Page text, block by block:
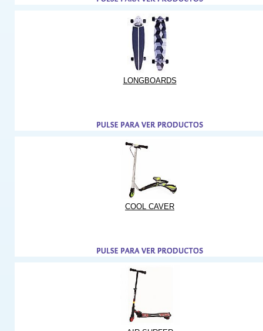
LONGBOARDS
COOL CAVER